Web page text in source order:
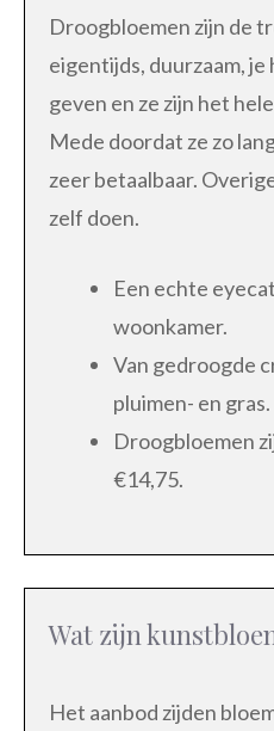
Droogbloemen zijn de
eigentijds, duurzaam,
geven en ze zijn het
Mede doordat ze zo
zeer betaalbaar.
zelf doen.
Een echte
woonkamer.
Van gedroogde
pluimen- en gras.
Droogbloemen
€14,75.
Wat zijn
Het aanbod zijden